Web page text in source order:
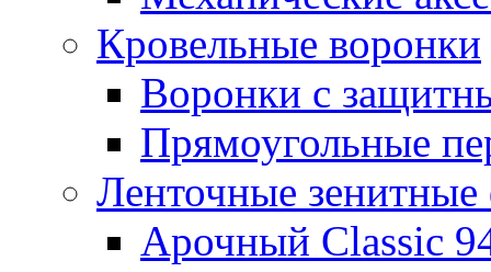
Кровельные воронки
Воронки с
Прямоугольные
Ленточные
Арочный Classic